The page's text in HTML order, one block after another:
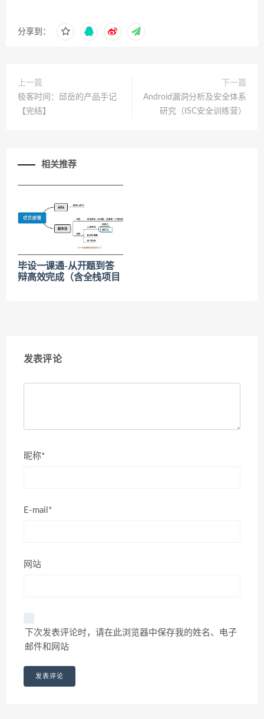
分享到：
上一篇
极客时间：邱岳的产品手记
【完结】
下一篇
Android漏洞分析及安全体系
研究（ISC安全训练营）
相关推荐
毕设一课通-从开题到答
辩高效完成（含全栈项目
发表评论
昵称*
E-mail*
网站
下次发表评论时，请在此浏览器中保存我的姓名、电子
邮件和网站